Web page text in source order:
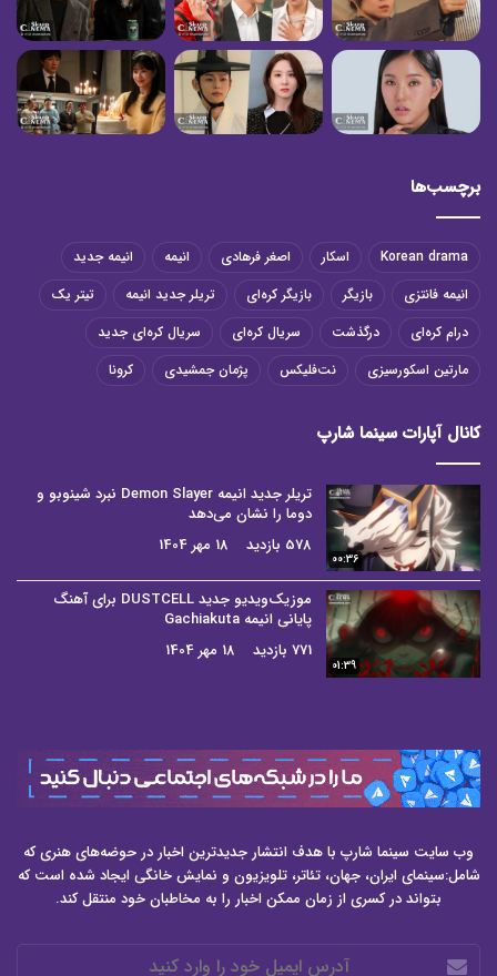
برچسب‌ها
Korean drama اسکار اصغر فرهادی انیمه
انیمه جدید
انیمه فانتزی
بازیگر بازیگر کره‌ای تریلر جدید انیمه
تیتر یک
درام کره‌ای
درگذشت سریال کره‌ای
سریال کره‌ای جدید
مارتین اسکورسیزی
نت‌فلیکس پژمان جمشیدی کرونا
کانال آپارات سینما شارپ
00:36
تریلر جدید انیمه Demon Slayer نبرد شینوبو و
دوما را نشان می‌دهد
578 بازدید
18 مهر 1404
01:39
موزیک‌ویدیو جدید DUSTCELL برای آهنگ
پایانی انیمه Gachiakuta
771 بازدید
18 مهر 1404
وب سایت سینما شارپ با هدف انتشار جدیدترین اخبار در حوضه‌های هنری که
شامل:سینمای ایران، جهان، تئاتر، تلویزیون و نمایش خانگی ایجاد شده است که
بتواند در کسری از زمان ممکن اخبار را به مخاطبان خود منتقل کند.
آدرس